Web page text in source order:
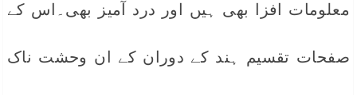
معلومات افزا بھی ہیں اور درد آمیز بھی۔اس کے
صفحات تقسیم ہند کے دوران کے ان وحشت ناک